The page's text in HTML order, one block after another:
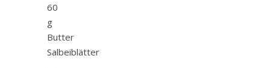
60
g
Butter
Salbeiblätter